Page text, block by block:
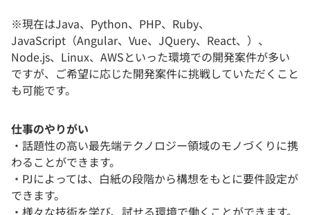
※現在はJava、Python、PHP、Ruby、
JavaScript（Angular、Vue、JQuery、React、）、
Node.js、Linux、AWSといった環境での開発案件が多い
ですが、ご希望に応じた開発案件に挑戦していただくこと
も可能です。
仕事のやりがい
・話題性の高い最先端テクノロジー領域のモノづくりに携
わることができます。
・PJによっては、白紙の段階から構想をもとに要件設定が
できます。